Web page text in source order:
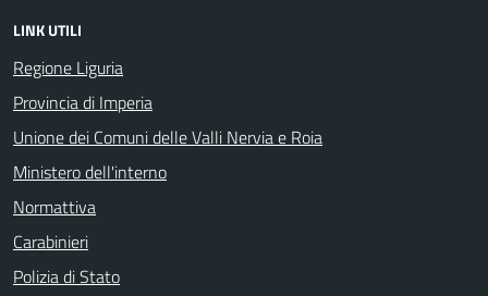
LINK UTILI
Regione Liguria
Provincia di Imperia
Unione dei Comuni delle Valli Nervia e Roia
Ministero dell'interno
Normattiva
Carabinieri
Polizia di Stato